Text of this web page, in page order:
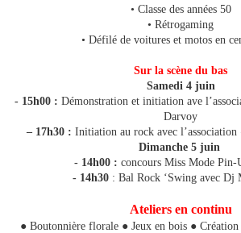
• Classe des années 50
• Rétrogaming
• Défilé de voitures et motos en
Sur la scène du bas
Samedi 4 juin
- 15h00 : Démonstration et initiation ave
Darvoy
– 17h30 : Initiation au rock avec l’association
Dimanche 5 juin
- 14h00 : concours Miss Mode Pin-
- 14h30 : Bal Rock ‘Swing avec Dj
Ateliers en continu
● Boutonnière florale ● Jeux en bois ●